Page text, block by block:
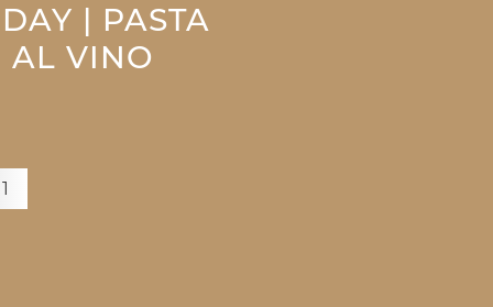
| PASTA
AL VINO